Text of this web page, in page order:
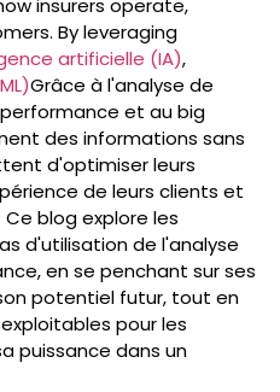
insurers operate,
By leveraging
artificielle (IA),
Grâce à l'analyse de
et au big
des informations sans
d'optimiser leurs
de leurs clients et
blog explore les
d'utilisation de l'analyse
en se penchant sur ses
potentiel futur, tout en
pour les
puissance dans un